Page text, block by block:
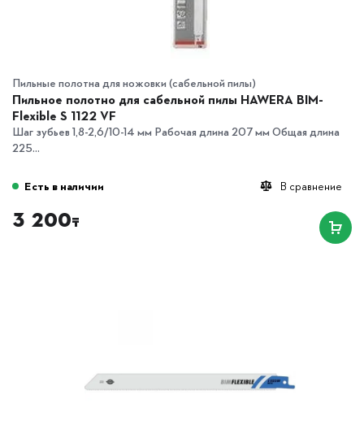
Пильные полотна для ножовки (сабельной пилы)
Пильное полотно для сабельной пилы HAWERA BIM-
Flexible S 1122 VF
Шаг зубьев 1,8-2,6/10-14 мм Рабочая длина 207 мм Общая длина
225...
В сравнение
Есть в наличии
3 200₸